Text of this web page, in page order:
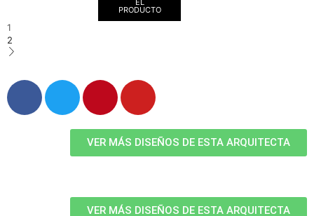
EL
PRODUCTO
1
2
VER MÁS DISEÑOS DE ESTA ARQUITECTA
VER MÁS DISEÑOS DE ESTA ARQUITECTA